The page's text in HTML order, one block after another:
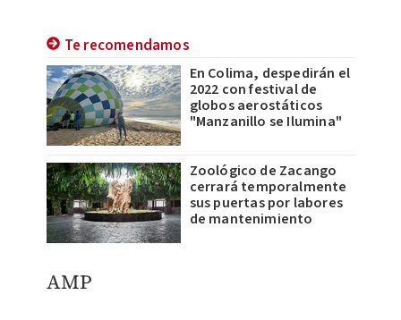
Te recomendamos
En Colima, despedirán el
2022 con festival de
globos aerostáticos
"Manzanillo se Ilumina"
Zoológico de Zacango
cerrará temporalmente
sus puertas por labores
de mantenimiento
AMP